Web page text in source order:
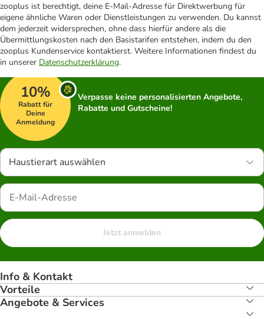
zooplus ist berechtigt, deine E-Mail-Adresse für Direktwerbung für
eigene ähnliche Waren oder Dienstleistungen zu verwenden. Du kannst
dem jederzeit widersprechen, ohne dass hierfür andere als die
Übermittlungskosten nach den Basistarifen entstehen, indem du den
zooplus Kundenservice kontaktierst. Weitere Informationen findest du
in unserer Datenschutzerklärung.
10%
Rabatt für
Deine
Anmeldung
Verpasse keine personalisierten Angebote,
Rabatte und Gutscheine!
Haustierart auswählen
Jetzt anmelden
Info & Kontakt
Vorteile
Angebote & Services